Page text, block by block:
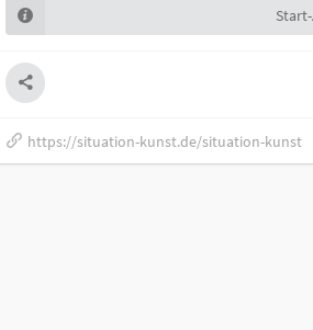
https://situation-kunst.de/situation-kunst